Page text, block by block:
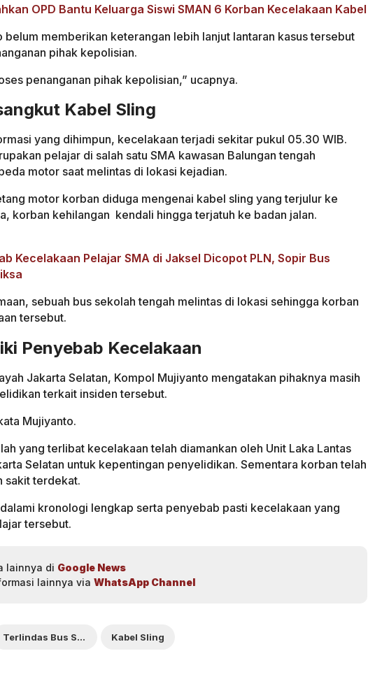
OPD Bantu Keluarga Siswi SMAN 6 Korban Kecelakaan Kabel
belum memberikan keterangan lebih lanjut lantaran kasus tersebut
pihak kepolisian.
penanganan pihak kepolisian,” ucapnya.
Kabel Sling
yang dihimpun, kecelakaan terjadi sekitar pukul 05.30 WIB.
pelajar di salah satu SMA kawasan Balungan tengah
motor saat melintas di lokasi kejadian.
motor korban diduga mengenai kabel sling yang terjulur ke
korban kehilangan kendali hingga terjatuh ke badan jalan.
Kecelakaan Pelajar SMA di Jaksel Dicopot PLN, Sopir Bus
sebuah bus sekolah tengah melintas di lokasi sehingga korban
tersebut.
Penyebab Kecelakaan
Jakarta Selatan, Kompol Mujiyanto mengatakan pihaknya masih
terkait insiden tersebut.
Mujiyanto.
yang terlibat kecelakaan telah diamankan oleh Unit Laka Lantas
Selatan untuk kepentingan penyelidikan. Sementara korban telah
sakit terdekat.
kronologi lengkap serta penyebab pasti kecelakaan yang
tersebut.
lainnya di Google News
lainnya via WhatsApp Channel
Terlindas Bus Sekolah Kabel Sling